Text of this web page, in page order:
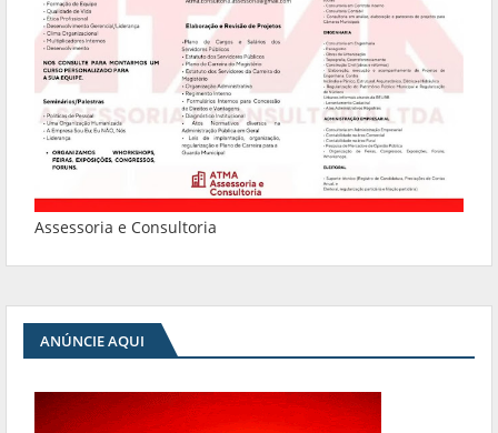
Assessoria e Consultoria
ANÚNCIE AQUI